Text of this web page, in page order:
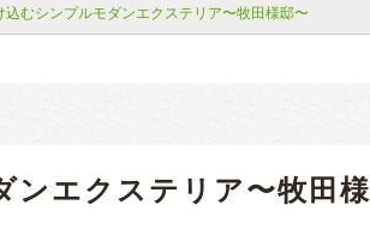
込むシンプルモダンエクステリア〜牧田様邸〜
ンエクステリア〜牧田様